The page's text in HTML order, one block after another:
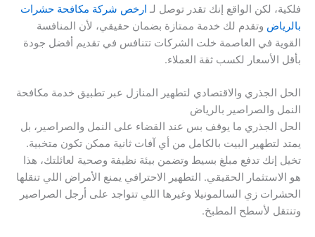
فلكية، لكن الواقع إنك تقدر توصل لـ ارخص شركة مكافحة حشرات
بالرياض وتقدم لك خدمة ممتازة بضمان حقيقي، لأن المنافسة
القوية في العاصمة خلت الشركات تتنافس في تقديم أفضل جودة
بأقل الأسعار لكسب ثقة العملاء.
الحل الجذري والاقتصادي لتطهير المنازل عبر تطبيق خدمة مكافحة
النمل والصراصير بالرياض
الحل الجذري ما يوقف بس عند القضاء على النمل والصراصير، بل
يمتد لتطهير البيت بالكامل من أي آفات ثانية ممكن تكون متخبية.
تخيل إنك تدفع مبلغ بسيط وتضمن بيئة نظيفة وصحية لعائلتك، هذا
هو الاستثمار الحقيقي. التطهير الاحترافي يمنع الأمراض اللي تنقلها
الحشرات زي السالمونيلا وغيرها اللي تتواجد على أرجل الصراصير
وتنتقل لأسطح المطبخ.